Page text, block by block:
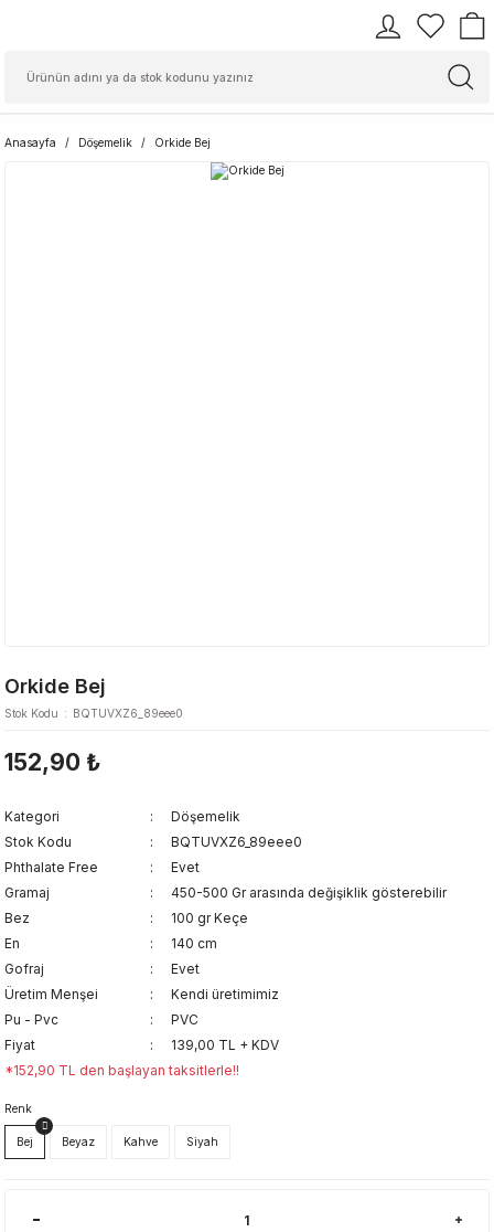
Anasayfa Döşemelik Orkide Bej
Orkide Bej
Stok Kodu BQTUVXZ6_89eee0
152,90 ₺
Kategori
Döşemelik
Stok Kodu
BQTUVXZ6_89eee0
Phthalate Free
Evet
Gramaj
450-500 Gr arasında değişiklik gösterebilir
Bez
100 gr Keçe
En
140 cm
Gofraj
Evet
Üretim Menşei
Kendi üretimimiz
Pu - Pvc
PVC
Fiyat
139,00 TL + KDV
*152,90 TL den başlayan taksitlerle!!
Renk
Bej Beyaz Kahve Siyah